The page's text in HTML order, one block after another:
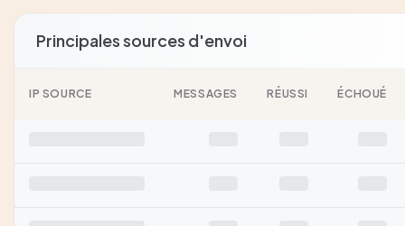
Principales sources d'envoi
IP SOURCE MESSAGES RÉUSSI ÉCHOUÉ